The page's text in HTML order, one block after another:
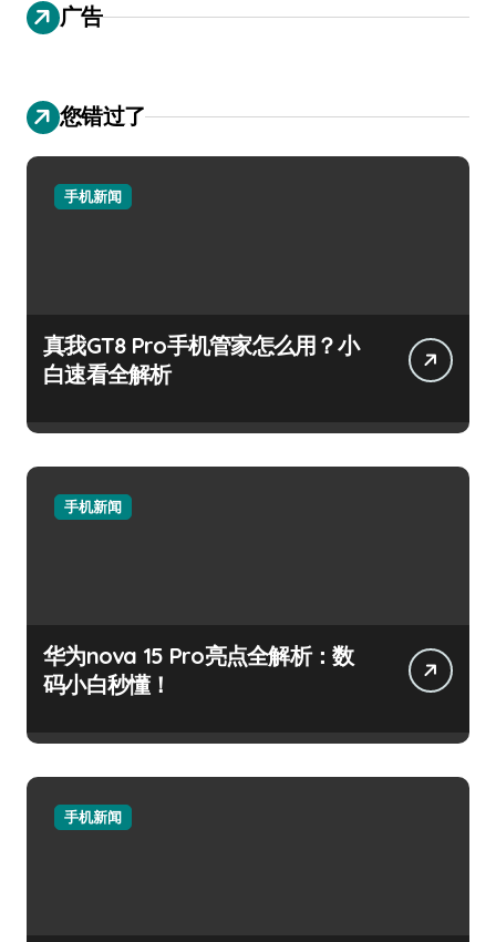
广告
您错过了
手机新闻
真我GT8 Pro手机管家怎么用？小
白速看全解析
手机新闻
华为nova 15 Pro亮点全解析：数
码小白秒懂！
手机新闻